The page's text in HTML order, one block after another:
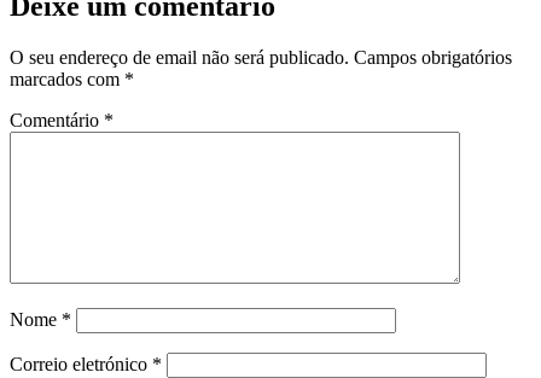
O seu endereço de email não será publicado. Campos obrigatórios
marcados com *
Comentário *
Nome *
Correio eletrónico *